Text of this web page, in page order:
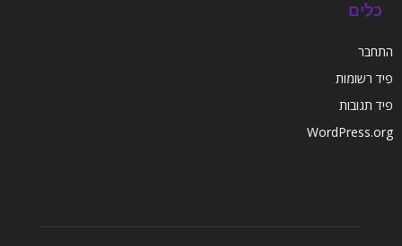
כלים
התחבר
פיד רשומות
פיד תגובות
WordPress.org